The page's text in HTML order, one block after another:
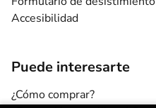
Accesibilidad
Puede interesarte
¿Cómo comprar?